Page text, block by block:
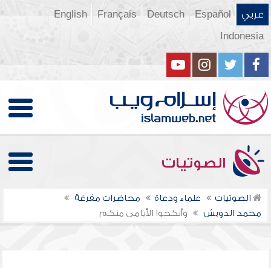
عربي Español
Deutsch
Français
English
Indonesia
الصوتيات
الصوتيات علماء ودعاة
محاضرات مفرغة
محمد الدويش
وأنكحوا الأيامى منكم